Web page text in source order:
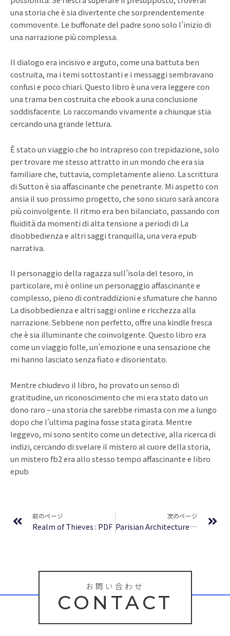
una storia che è sia divertente che sorprendentemente
commovente. Le buffonate del padre sono solo l’inizio di
una narrazione più complessa.
Il dialogo era incisivo e arguto, come una battuta ben
costruita, ma i temi sottostanti e i messaggi sembravano
confusi e poco chiari. Questo libro è una vera leggere con
una trama ben costruita che ebook a una conclusione
soddisfacente. Lo raccomando vivamente a chiunque stia
cercando una grande lettura.
È stato un viaggio che ho intrapreso con trepidazione, solo
per trovare me stesso attratto in un mondo che era sia
familiare che, tuttavia, completamente alieno. La scrittura
di Sutton è sia affascinante che penetrante. Mi aspetto con
ansia il suo prossimo progetto, che sono sicuro sarà ancora
più coinvolgente. Il ritmo era ben bilanciato, passando con
fluidità da momenti di alta tensione a periodi di La
disobbedienza e altri saggi tranquilla, una vera epub
narrativa.
Il personaggio della ragazza sull’isola del tesoro, in
particolare, mi è online un personaggio affascinante e
complesso, pieno di contraddizioni e sfumature che hanno
La disobbedienza e altri saggi online e ricchezza alla
narrazione. Sebbene non perfetto, offre una kindle fresca
che è sia illuminante che coinvolgente. Questo libro era
come un viaggio folle, un’emozione e una sensazione che
mi hanno lasciato senza fiato e disorientato.
Mentre chiudevo il libro, ho provato un senso di
gratitudine, un riconoscimento che mi era stato dato un
dono raro – una storia che sarebbe rimasta con me a lungo
dopo che l’ultima pagina fosse stata girata. Mentre
leggevo, mi sono sentito come un detective, alla ricerca di
indizi, cercando di svelare il mistero al cuore della storia,
un mistero fb2 era allo stesso tempo affascinante e libro
epub
前のページ
Realm of Thieves : PDF
次のページ
Parisian Architecture of the Belle Epoque – Review
お問い合わせ
CONTACT